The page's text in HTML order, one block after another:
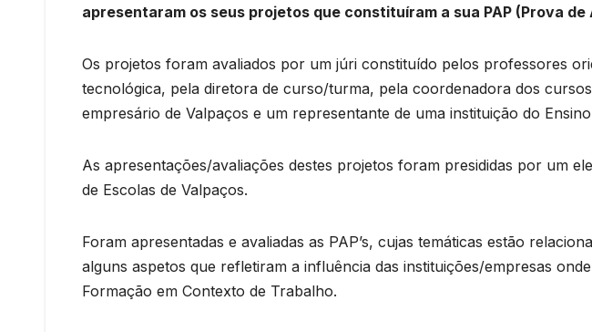
apresentaram os seus projetos que constituíram a sua PAP (Prova
Os projetos foram avaliados por um júri constituído pelos professores
tecnológica, pela diretora de curso/turma, pela coordenadora dos
empresário de Valpaços e um representante de uma instituição do
As apresentações/avaliações destes projetos foram presididas por um
de Escolas de Valpaços.
Foram apresentadas e avaliadas as PAP’s, cujas temáticas estão
alguns aspetos que refletiram a influência das instituições/empresas
Formação em Contexto de Trabalho.